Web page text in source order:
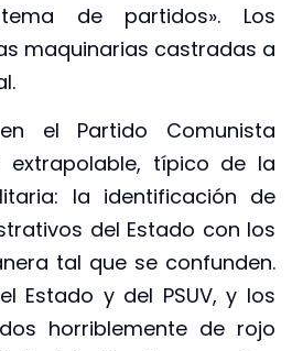
de partidos». Los
maquinarias castradas a
el Partido Comunista
extrapolable, típico de la
la identificación de
del Estado con los
tal que se confunden.
Estado y del PSUV, y los
horriblemente de rojo